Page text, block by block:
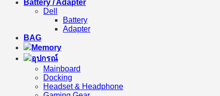
Battery / Adapter
Dell
Battery
Adapter
BAG
Memory
อุปกรณ์
Mainboard
Docking
Headset & Headphone